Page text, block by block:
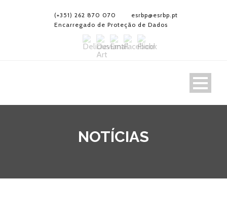
(+351) 262 870 070
esrbp@esrbp.pt
Encarregado de Proteção de Dados
NOTÍCIAS